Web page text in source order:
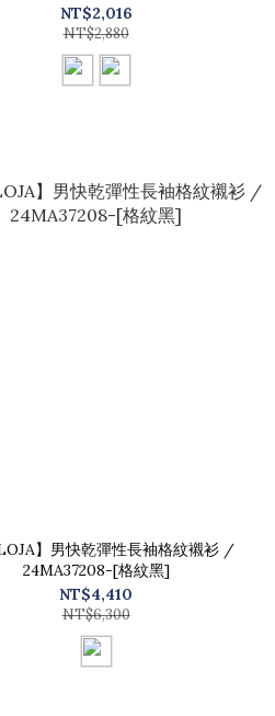
NT$2,016
NT$2,880
】男快乾彈性長袖格紋襯衫 /
24MA37208-[格紋黑]
NT$4,410
NT$6,300